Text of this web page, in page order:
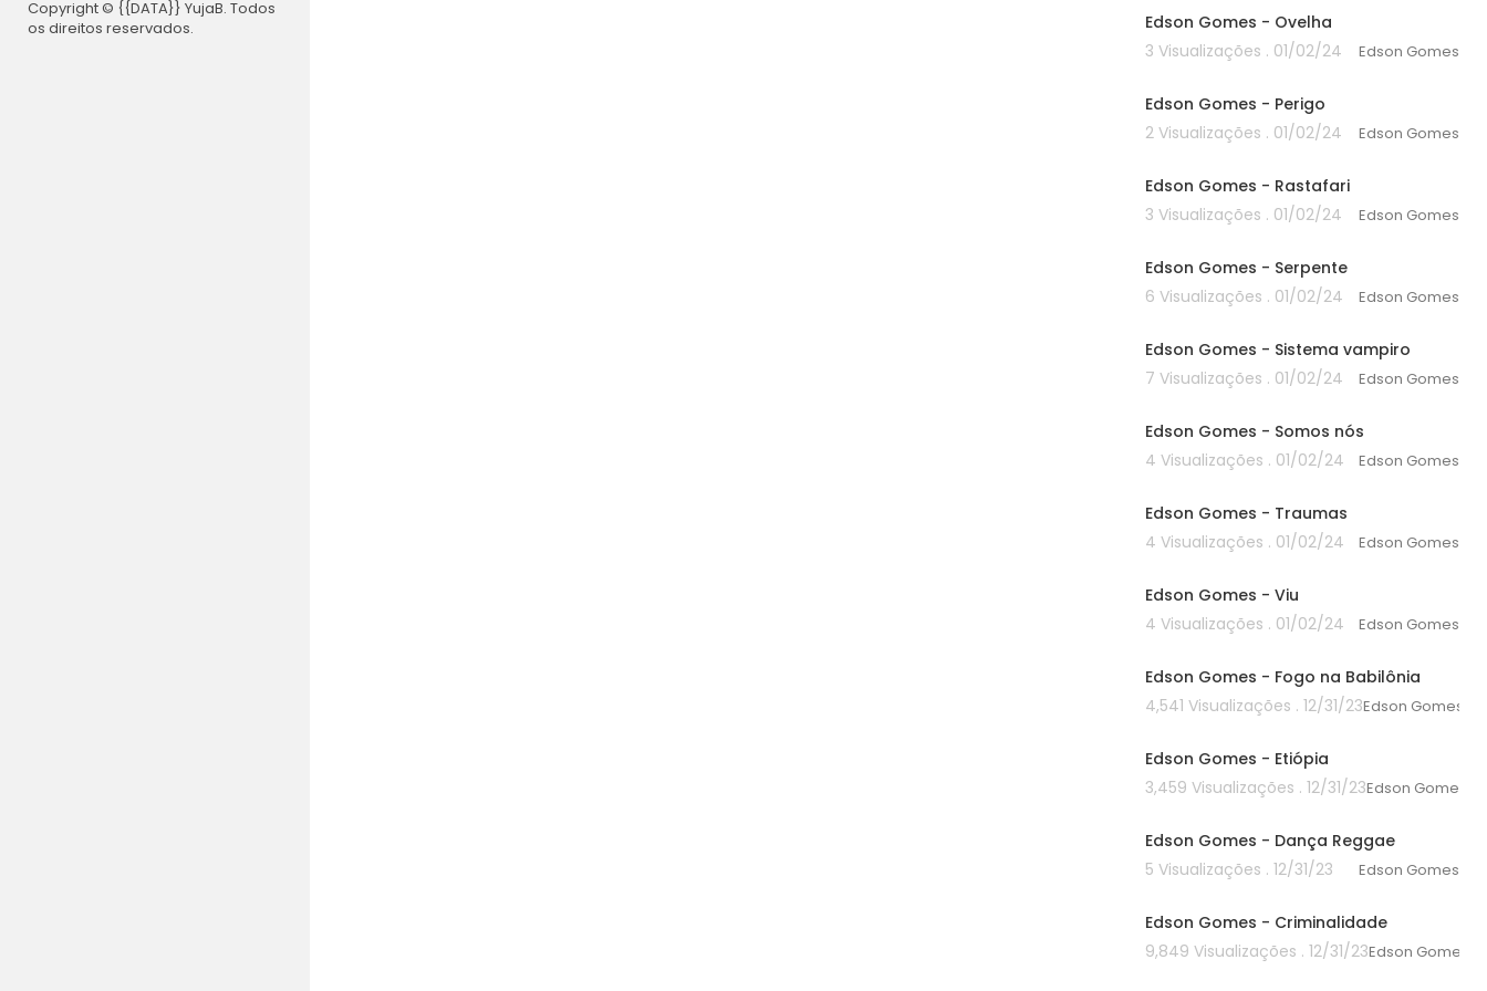
Copyright © {{DATA}} YujaB. Todos
os direitos reservados.
Edson Gomes - Ovelha
3 Visualizações . 01/02/24
Edson Gomes
Edson Gomes - Perigo
2 Visualizações . 01/02/24
Edson Gomes
Edson Gomes - Rastafari
3 Visualizações . 01/02/24
Edson Gomes
Edson Gomes - Serpente
6 Visualizações . 01/02/24
Edson Gomes
Edson Gomes - Sistema vampiro
7 Visualizações . 01/02/24
Edson Gomes
Edson Gomes - Somos nós
4 Visualizações . 01/02/24
Edson Gomes
Edson Gomes - Traumas
4 Visualizações . 01/02/24
Edson Gomes
Edson Gomes - Viu
4 Visualizações . 01/02/24
Edson Gomes
Edson Gomes - Fogo na Babilônia
4,541 Visualizações . 12/31/23Edson Gomes
Edson Gomes - Etiópia
3,459 Visualizações . 12/31/23Edson Gomes
Edson Gomes - Dança Reggae
5 Visualizações . 12/31/23
Edson Gomes
Edson Gomes - Criminalidade
9,849 Visualizações . 12/31/23Edson Gomes